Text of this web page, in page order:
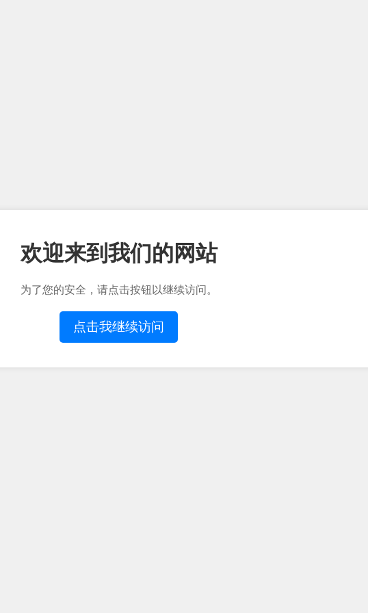
欢迎来到我们的网站
为了您的安全，请点击按钮以继续访问。